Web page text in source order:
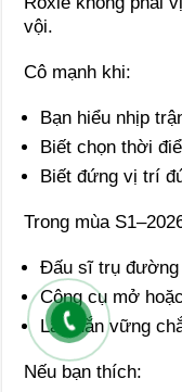
vội.
Cô mạnh khi:
Bạn hiểu nhịp
Biết chọn thời
Biết đứng vị trí
Trong mùa
Đấu sĩ trụ
Công cụ mở
Lá chắn vững
Nếu bạn thích: